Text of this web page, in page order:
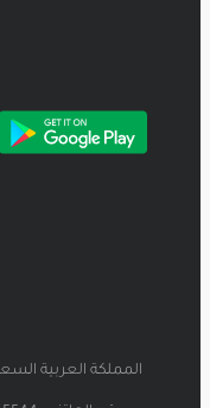
المملكة العربية